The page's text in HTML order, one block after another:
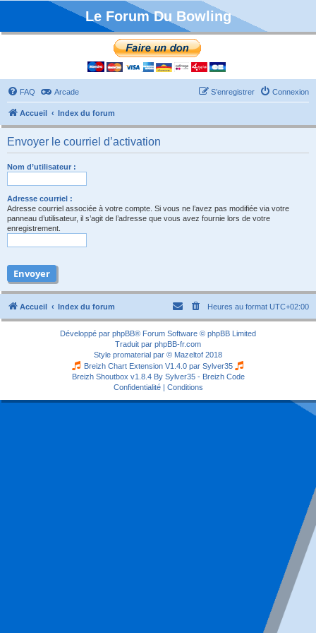
Le Forum Du Bowling
FAQ Arcade Connexion
S’enregistrer
Accueil Index du forum
Envoyer le courriel d’activation
Nom d’utilisateur :
Adresse courriel :
Adresse courriel associée à votre compte. Si vous ne l’avez pas modifiée via votre
panneau d’utilisateur, il s’agit de l’adresse que vous avez fournie lors de votre
enregistrement.
Accueil Index du forum Heures au format UTC+02:00
Développé par phpBB® Forum Software © phpBB Limited
Traduit par phpBB-fr.com
Style promaterial par © Mazeltof 2018
Breizh Chart Extension V1.4.0 par Sylver35
Breizh Shoutbox v1.8.4 By Sylver35 - Breizh Code
Confidentialité| Conditions